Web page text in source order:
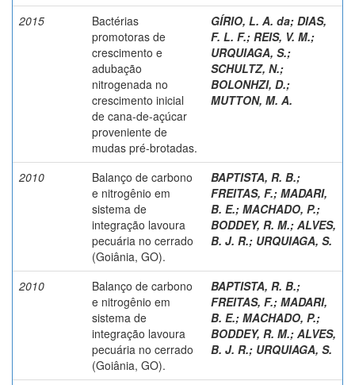
2015
Bactérias
promotoras de
crescimento e
adubação
nitrogenada no
crescimento inicial
de cana-de-açúcar
proveniente de
mudas pré-brotadas.
GÍRIO, L. A. da; DIAS,
F. L. F.; REIS, V. M.;
URQUIAGA, S.;
SCHULTZ, N.;
BOLONHZI, D.;
MUTTON, M. A.
2010
Balanço de carbono
e nitrogênio em
sistema de
integração lavoura
pecuária no cerrado
(Goiânia, GO).
BAPTISTA, R. B.;
FREITAS, F.; MADARI,
B. E.; MACHADO, P.;
BODDEY, R. M.; ALVES,
B. J. R.; URQUIAGA, S.
2010
Balanço de carbono
e nitrogênio em
sistema de
integração lavoura
pecuária no cerrado
(Goiânia, GO).
BAPTISTA, R. B.;
FREITAS, F.; MADARI,
B. E.; MACHADO, P.;
BODDEY, R. M.; ALVES,
B. J. R.; URQUIAGA, S.